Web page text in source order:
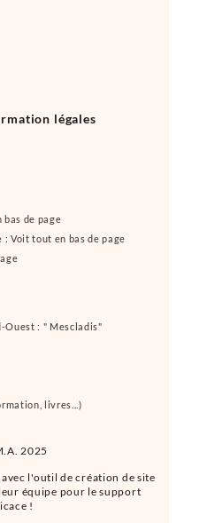
2025
l'outil de création de site
équipe pour le support
!
légales
de page
Voit tout en bas de page
Ouest : " Mescladis"
livres...)